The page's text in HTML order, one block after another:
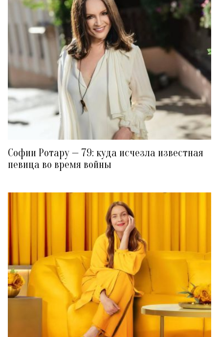
Софии Ротару — 79: куда исчезла известная
певица во время войны